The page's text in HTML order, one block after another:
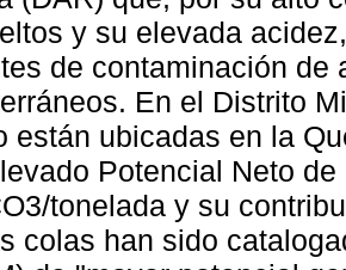
y su elevada
de contaminación de
En el Distrito
están ubicadas en la
Potencial Neto
tonelada y su
colas han sido